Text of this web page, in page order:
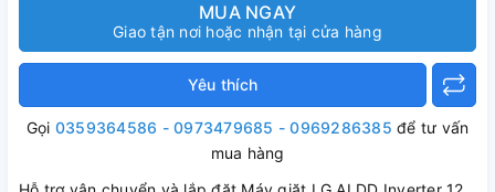
MUA NGAY
Giao tận nơi hoặc nhận tại cửa hàng
Yêu thích
Gọi 0359364586 - 0973479685 - 0969286385 để tư vấn
mua hàng